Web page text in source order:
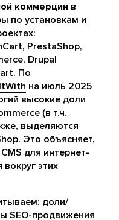
коммерции в
по установкам и
PrestaShop,
Drupal
По
на июль 2025
высокие доли
(в т.ч.
выделяются
Это объясняет,
для интернет-
этих
доли/
SEO-продвижения